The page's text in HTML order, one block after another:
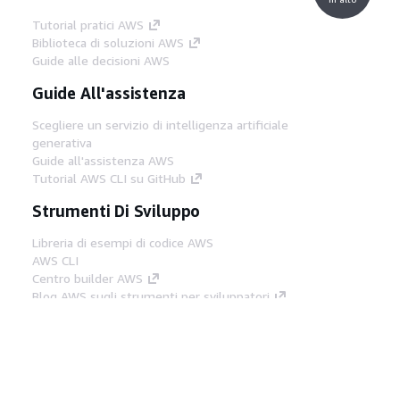
Tutorial pratici AWS
Biblioteca di soluzioni AWS
Guide alle decisioni AWS
Guide All'assistenza
Scegliere un servizio di intelligenza artificiale
generativa
Guide all'assistenza AWS
Tutorial AWS CLI su GitHub
Strumenti Di Sviluppo
Libreria di esempi di codice AWS
AWS CLI
Centro builder AWS
Blog AWS sugli strumenti per sviluppatori